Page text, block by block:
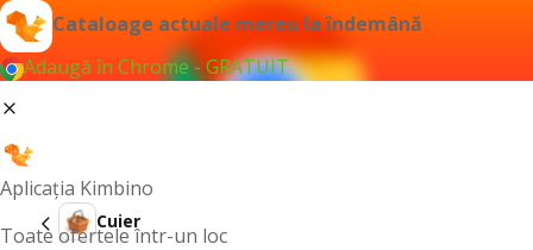
Cataloage actuale mereu la îndemână
Adaugă în Chrome - GRATUIT
Aplicația Kimbino
Toate ofertele într-un loc
Cuier